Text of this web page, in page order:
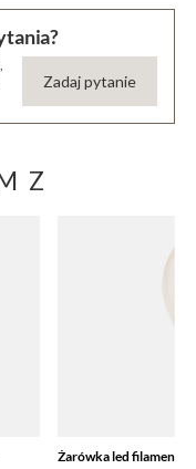
Zadaj pytanie
Z
Żarówka led